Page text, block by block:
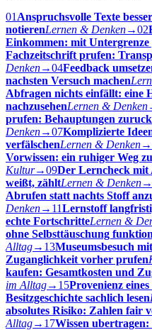
01 Anspruchsvolle Texte
notierenLernen & Denken→02
Einkommen: mit Untergrenze
Fachzeitschrift prufen:
Denken→04Feedback
nachsten Versuch machen
Abfragen nichts einfällt: eine
nachzusehenLernen & Denken
prufen: Behauptungen
Denken→07Komplizierte
verfälschenLernen & Denken→
Vorwissen: ein ruhiger Weg
Kultur→09Der Lerncheck mit
weißt, zähltLernen & Denken→
Abrufen statt nachts Stoff
Denken→ 11Lernstoff
echte FortschritteLernen &
ohne Selbsttäuschung
Alltag→ 13Museumsbesuch
Zuganglichkeit vorher prufen
kaufen: Gesamtkosten und
im Alltag→ 15Provenienz
Besitzgeschichte sachlich lesen
absolutes Risiko: Zahlen fair
Alltag→ 17Wissen